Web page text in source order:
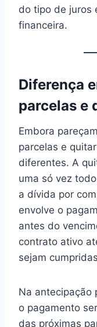
do tipo de juros
financeira.
Diferença
parcelas e
Embora
parcelas e
diferentes. A
uma só vez
a dívida por
envolve o
antes do
contrato ativo
sejam
Na antecipação
o pagamento
das próximas